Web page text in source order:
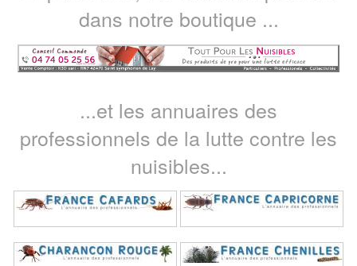
dans notre boutique ...
...et les annuaires des
professionnels de la lutte contre les
nuisibles...